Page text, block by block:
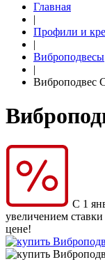
Главная
|
Профили и
|
Виброподвесы
|
Виброподвес
С 1
увеличением
цене!